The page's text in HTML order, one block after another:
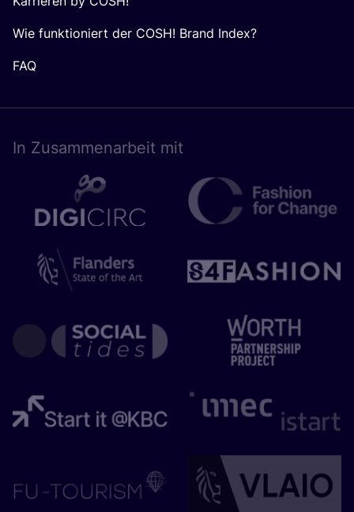
Wie funktioniert der COSH! Brand Index?
FAQ
In Zusam­men­ar­beit mit